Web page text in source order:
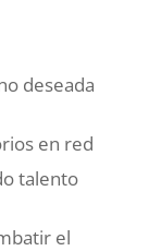
deseada
en red
talento
el